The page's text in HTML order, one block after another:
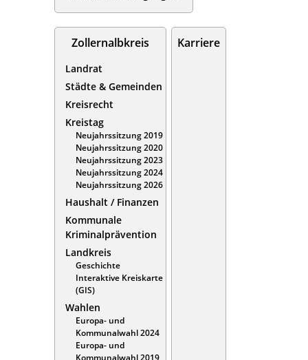
Zollernalbkreis
Landrat
Städte & Gemeinden
Kreisrecht
Kreistag
Neujahrssitzung 2019
Neujahrssitzung 2020
Neujahrssitzung 2023
Neujahrssitzung 2024
Neujahrssitzung 2026
Haushalt / Finanzen
Kommunale
Kriminalprävention
Landkreis
Geschichte
Interaktive Kreiskarte
(GIS)
Wahlen
Europa- und
Kommunalwahl 2024
Europa- und
Kommunalwahl 2019
Karriere